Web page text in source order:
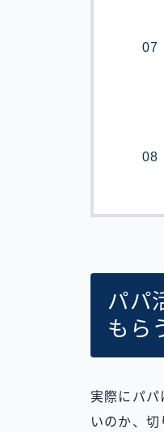
パパ
もら
実際にパパ
いのか、切